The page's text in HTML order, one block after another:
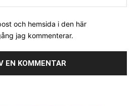
och hemsida i den här
jag kommenterar.